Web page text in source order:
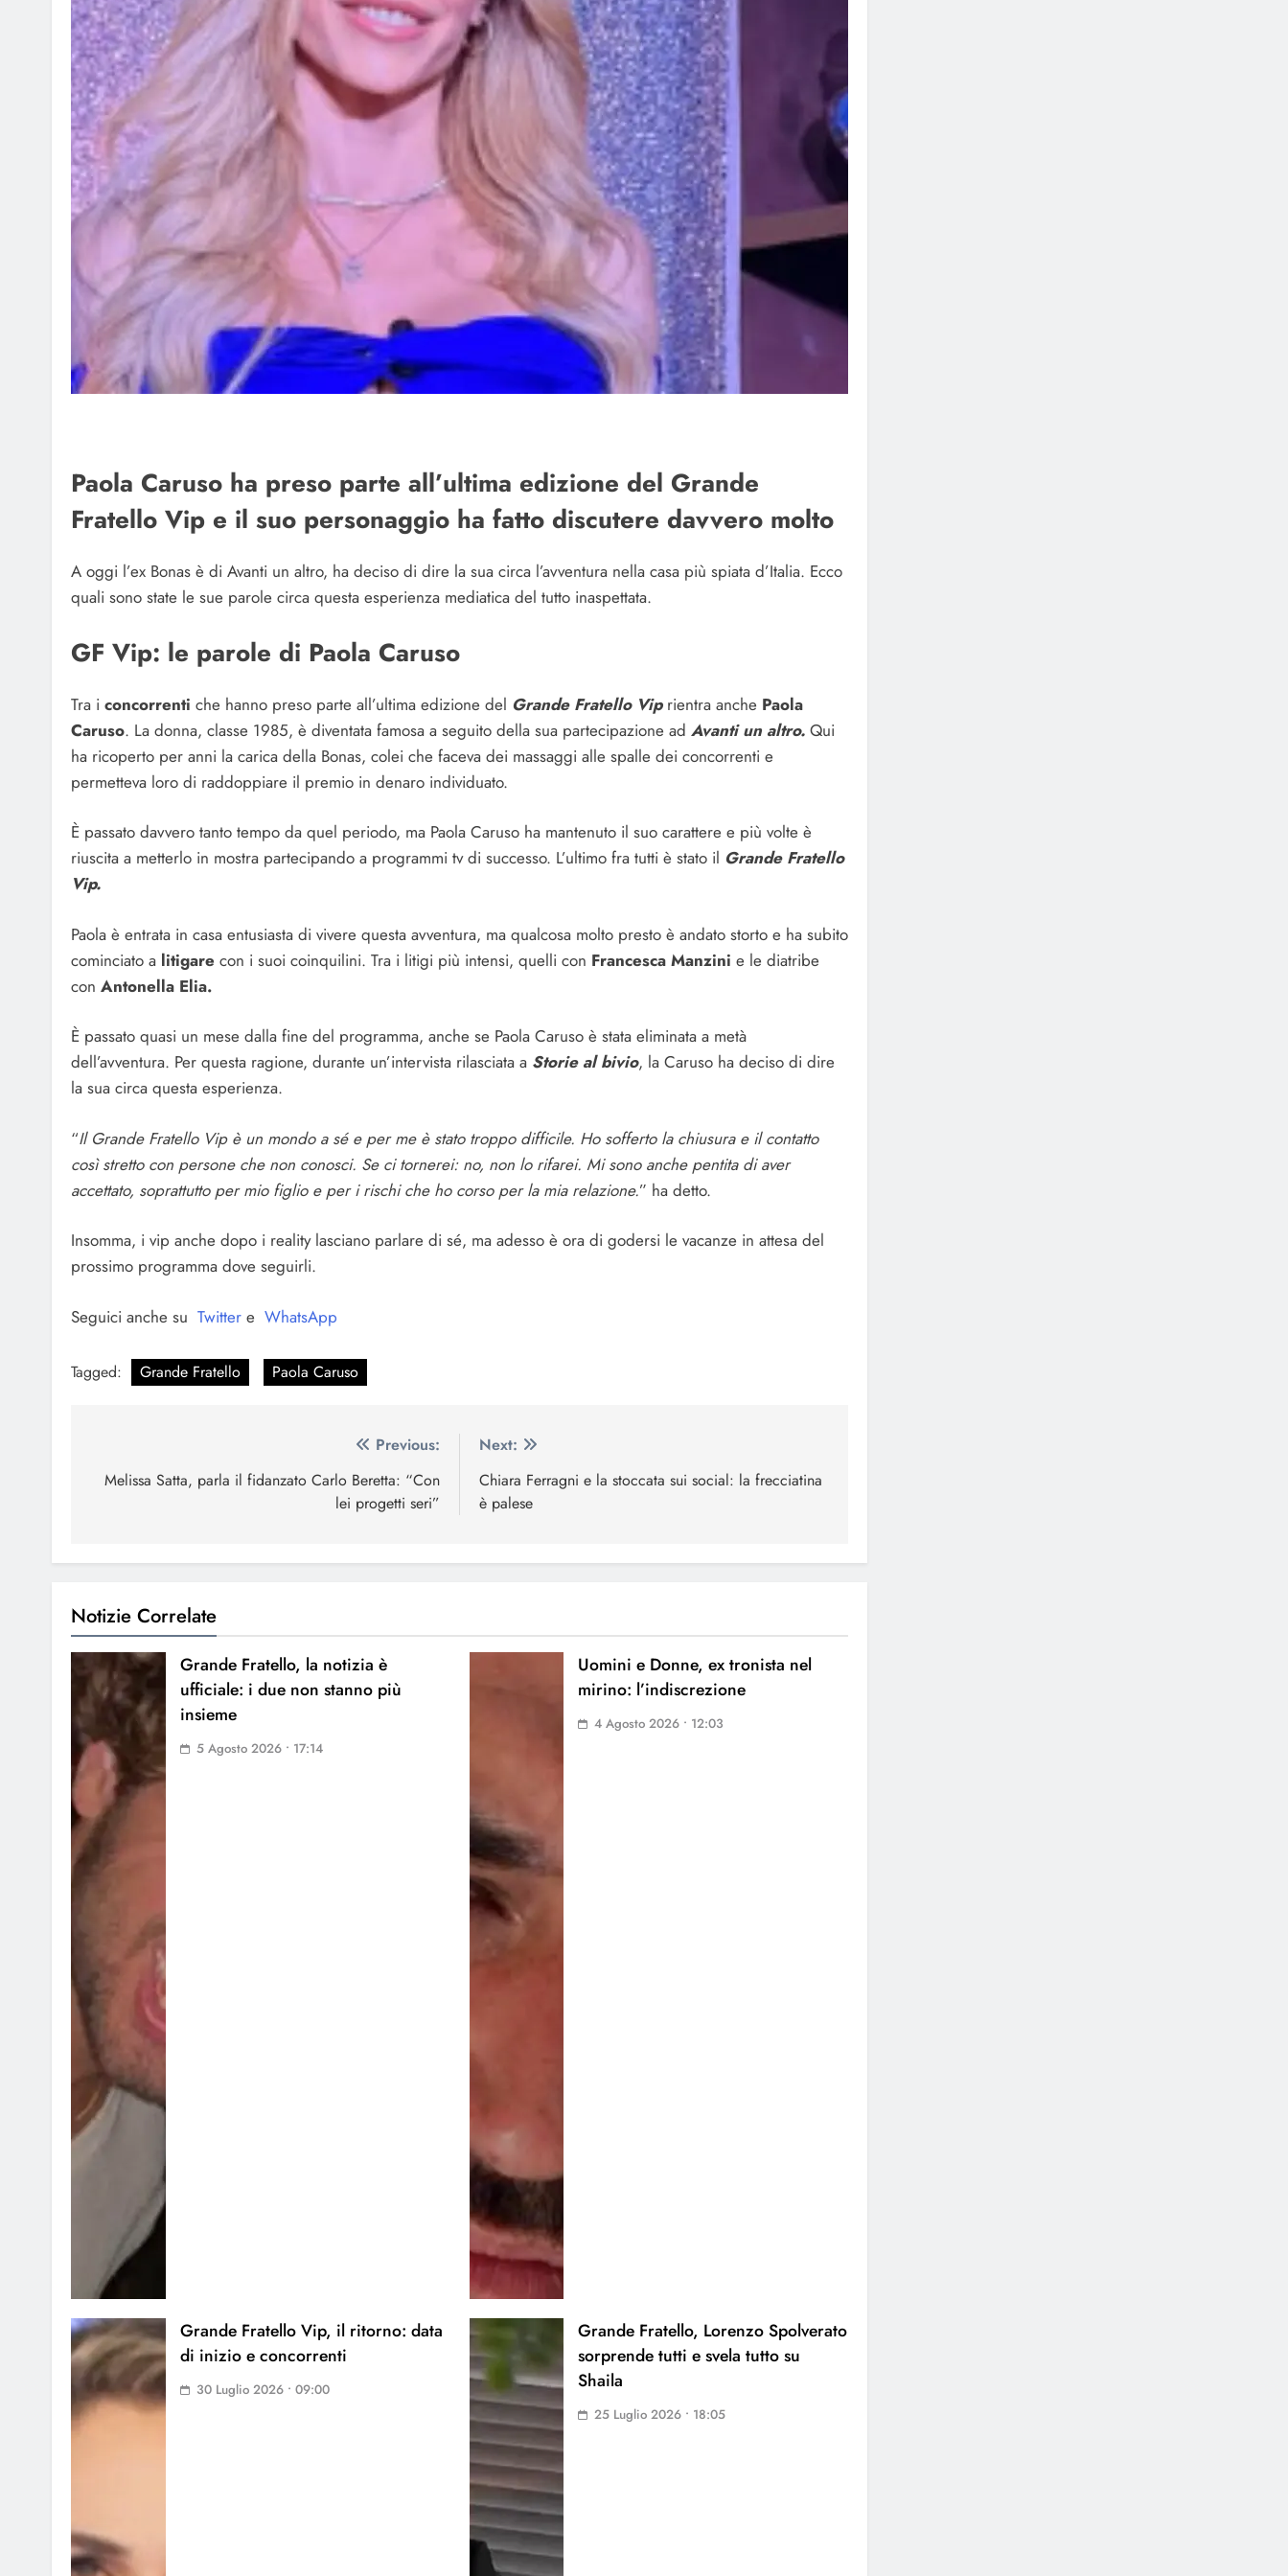
Paola Caruso ha preso parte all’ultima edizione del Grande
Fratello Vip e il suo personaggio ha fatto discutere davvero molto
A oggi l’ex Bonas è di Avanti un altro, ha deciso di dire la sua circa l’avventura nella casa più spiata d’Italia. Ecco
quali sono state le sue parole circa questa esperienza mediatica del tutto inaspettata.
GF Vip: le parole di Paola Caruso
Tra i concorrenti che hanno preso parte all’ultima edizione del Grande Fratello Vip rientra anche Paola
Caruso. La donna, classe 1985, è diventata famosa a seguito della sua partecipazione ad Avanti un altro. Qui
ha ricoperto per anni la carica della Bonas, colei che faceva dei massaggi alle spalle dei concorrenti e
permetteva loro di raddoppiare il premio in denaro individuato.
È passato davvero tanto tempo da quel periodo, ma Paola Caruso ha mantenuto il suo carattere e più volte è
riuscita a metterlo in mostra partecipando a programmi tv di successo. L’ultimo fra tutti è stato il Grande Fratello
Vip.
Paola è entrata in casa entusiasta di vivere questa avventura, ma qualcosa molto presto è andato storto e ha subito
cominciato a litigare con i suoi coinquilini. Tra i litigi più intensi, quelli con Francesca Manzini e le diatribe
con Antonella Elia.
È passato quasi un mese dalla fine del programma, anche se Paola Caruso è stata eliminata a metà
dell’avventura. Per questa ragione, durante un’intervista rilasciata a Storie al bivio, la Caruso ha deciso di dire
la sua circa questa esperienza.
“Il Grande Fratello Vip è un mondo a sé e per me è stato troppo difficile. Ho sofferto la chiusura e il contatto
così stretto con persone che non conosci. Se ci tornerei: no, non lo rifarei. Mi sono anche pentita di aver
accettato, soprattutto per mio figlio e per i rischi che ho corso per la mia relazione.” ha detto.
Insomma, i vip anche dopo i reality lasciano parlare di sé, ma adesso è ora di godersi le vacanze in attesa del
prossimo programma dove seguirli.
Seguici anche su Twitter e WhatsApp
Tagged: Grande Fratello Paola Caruso
articoli
Previous:
Melissa Satta, parla il fidanzato Carlo Beretta: “Con
lei progetti seri”
Next:
Chiara Ferragni e la stoccata sui social: la frecciatina
è palese
Notizie Correlate
Grande Fratello, la notizia è
ufficiale: i due non stanno più
insieme
5 Agosto 2026 • 17:14
Uomini e Donne, ex tronista nel
mirino: l’indiscrezione
4 Agosto 2026 • 12:03
Grande Fratello Vip, il ritorno: data
di inizio e concorrenti
30 Luglio 2026 • 09:00
Grande Fratello, Lorenzo Spolverato
sorprende tutti e svela tutto su
Shaila
25 Luglio 2026 • 18:05